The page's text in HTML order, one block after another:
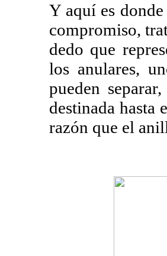
Y aquí es
compromiso,
dedo que
los anulares,
pueden
destinada hasta
razón que el